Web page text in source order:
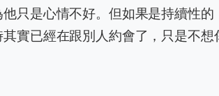
只是心情不好。但如果是持續性的
實已經在跟別人約會了，只是不想